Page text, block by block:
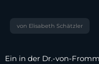
von Elisabeth Schätzler
Ein in der Dr.-von-